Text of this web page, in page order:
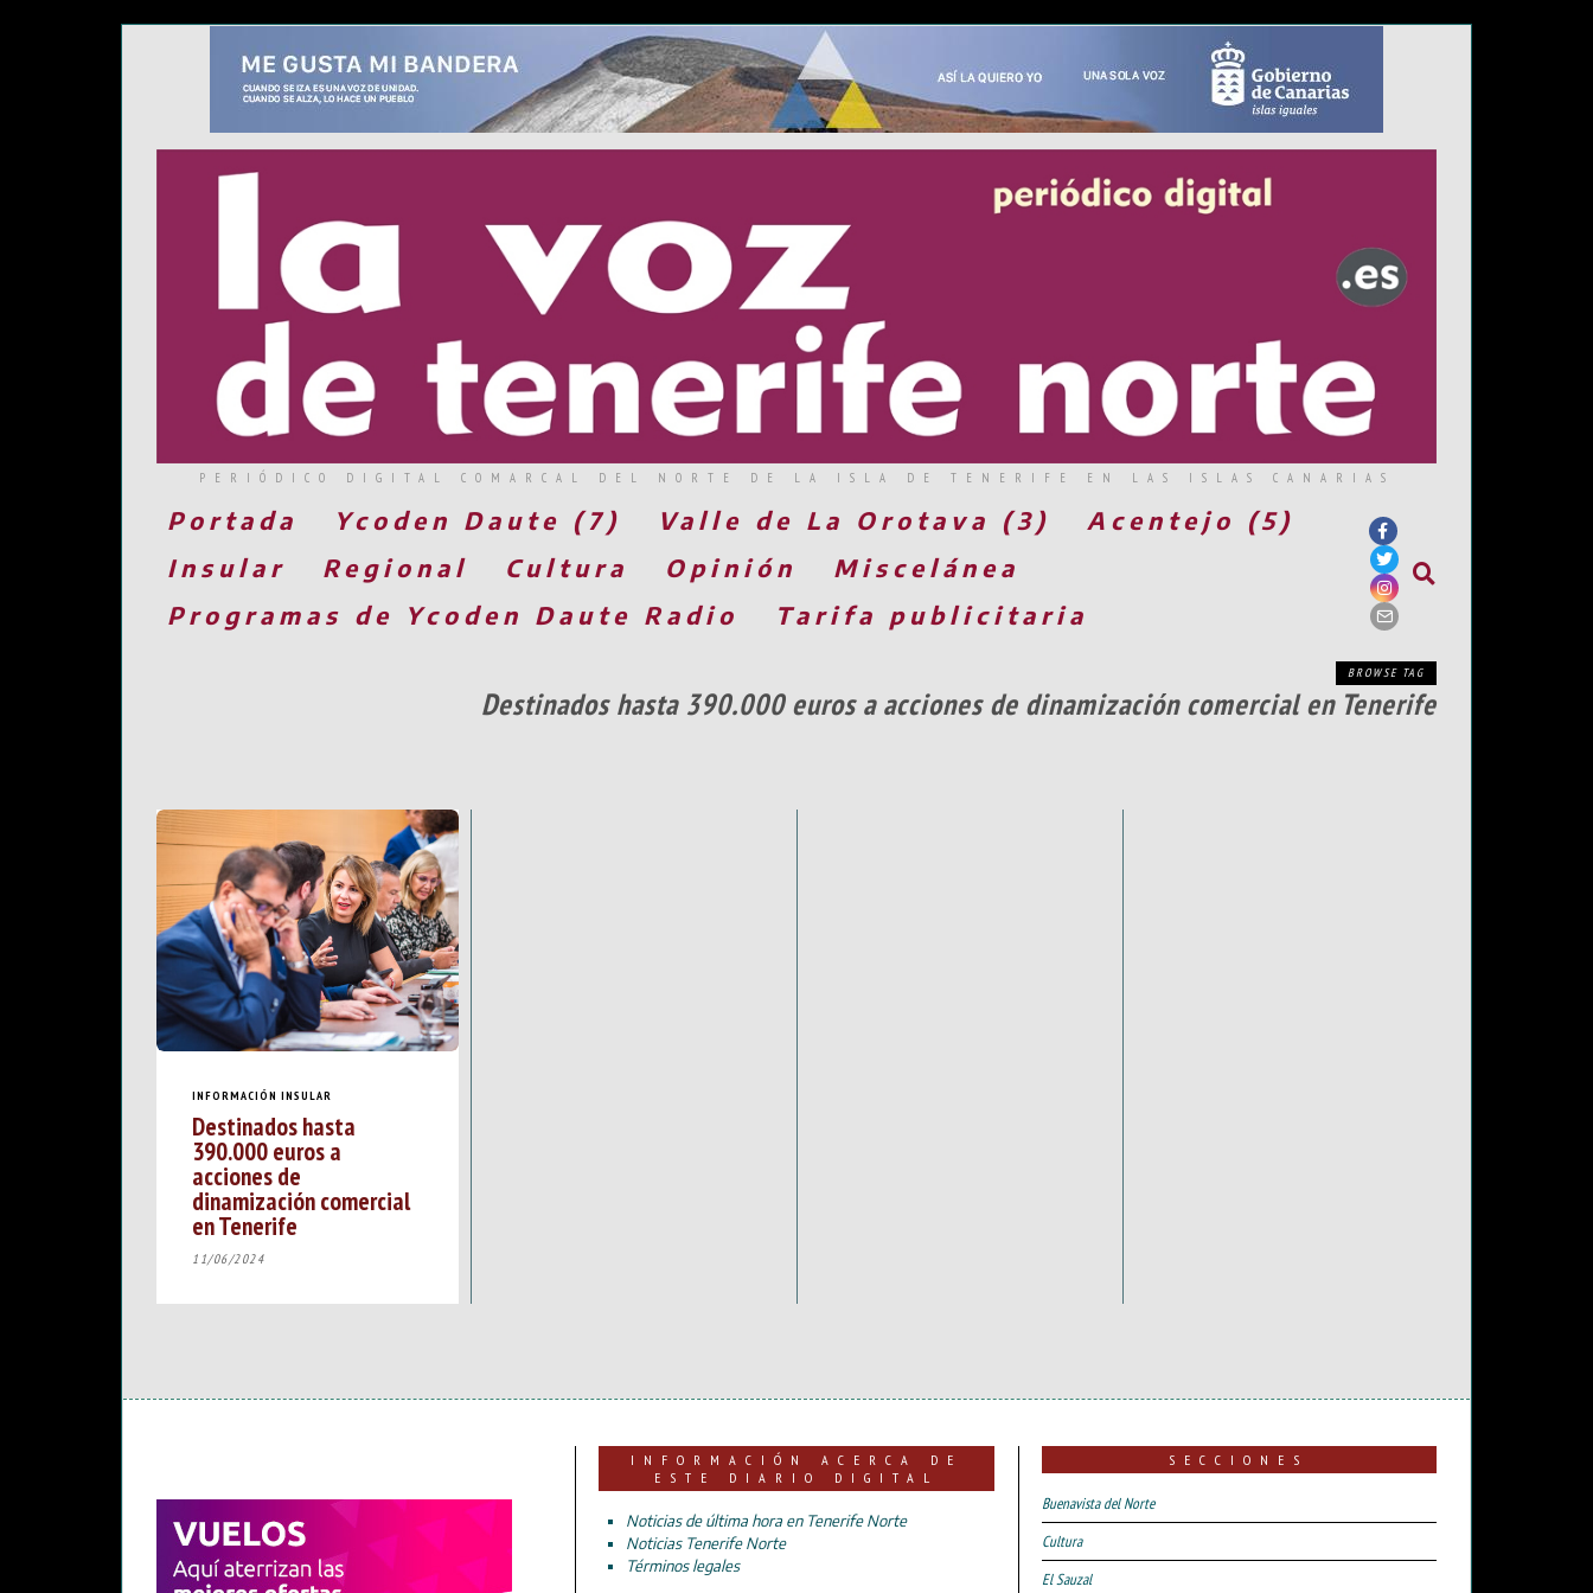
PERIÓDICO DIGITAL COMARCAL DEL NORTE DE LA ISLA DE TENERIFE EN LAS ISLAS CANARIAS
Portada Ycoden Daute (7) Valle de La Orotava (3)
Acentejo (5)
Insular
Regional Cultura Opinión
Miscelánea
Programas de Ycoden Daute Radio
Tarifa publicitaria
BROWSE TAG
Destinados hasta 390.000 euros a acciones de dinamización comercial en Tenerife
INFORMACIÓN INSULAR
Destinados hasta
390.000 euros a
acciones de
dinamización comercial
en Tenerife
11/06/2024
INFORMACIÓN ACERCA DE
ESTE DIARIO DIGITAL
Noticias de última hora en Tenerife Norte
Noticias Tenerife Norte
Términos legales
SECCIONES
Buenavista del Norte
Cultura
El Sauzal